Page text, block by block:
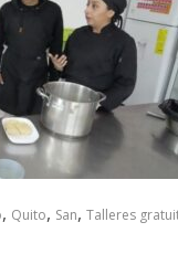
, Quito, San, Talleres